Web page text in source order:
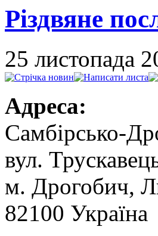
Різдвяне
25 листопада
Адреса:
Самбірсько-
вул.
м. Дрогобич,
82100 Україна